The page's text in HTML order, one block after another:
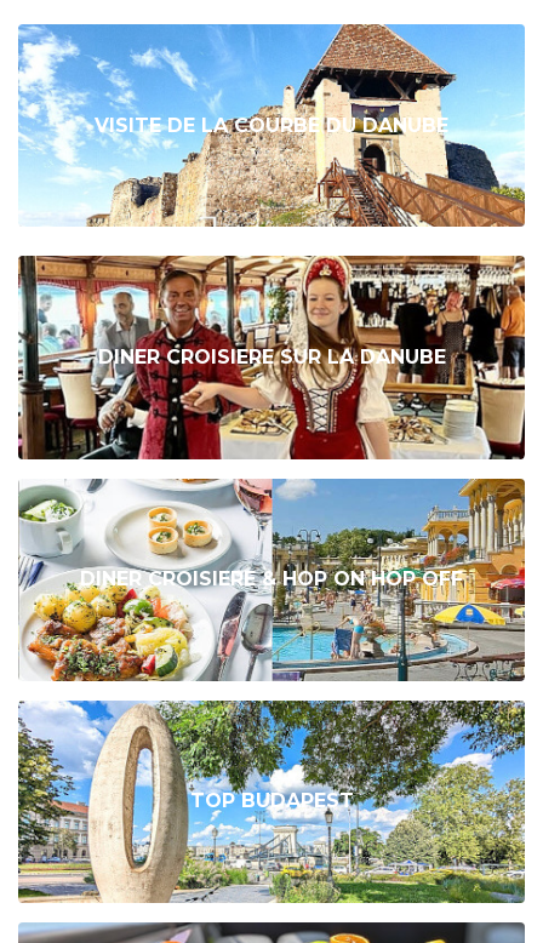
VISITE DE LA COURBE DU DANUBE
DINER CROISIERE SUR LA DANUBE
DINER CROISIERE & HOP ON HOP OFF
TOP BUDAPEST